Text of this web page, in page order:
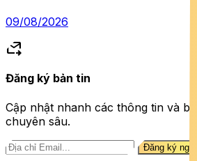
09/08/2026
forward_to_inbox
Đăng ký bản tin
Cập nhật nhanh các thông tin và
chuyên sâu.
Đăng ký ngay